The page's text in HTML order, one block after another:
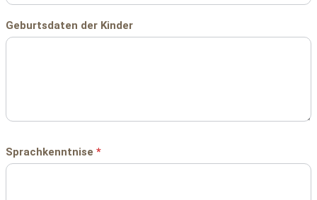
Geburtsdaten der Kinder
Sprachkenntnise *